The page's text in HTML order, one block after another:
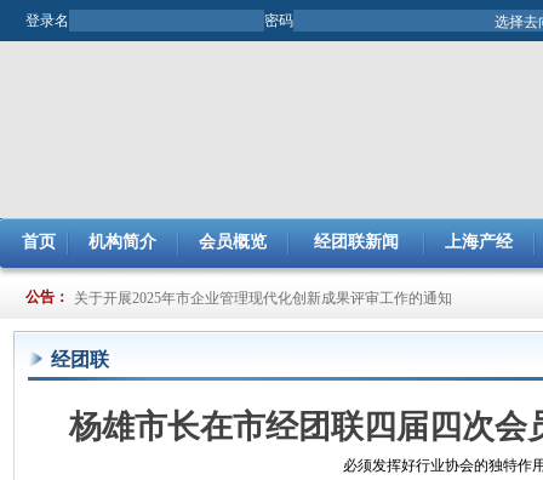
登录名 密码
首页 机构简介 会员概览 经团联新闻 上海产经
公告：
关于提交2024年度节能减排（JJ）小组项目总结及申报2025年度项目的通
关于开展2025年市企业管理现代化创新成果评审工作的通知
经团联
杨雄市长在市经团联四届四次会
必须发挥好行业协会的独特作